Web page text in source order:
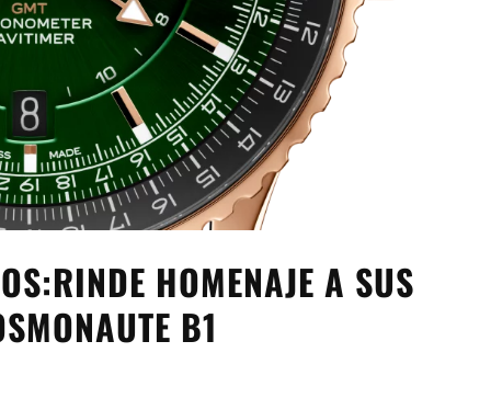
HOMENAJE A SUS
B1